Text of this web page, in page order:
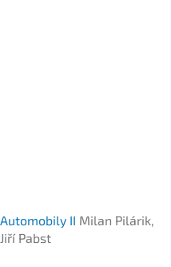
Automobily II Milan Pilárik,
Jiří Pabst